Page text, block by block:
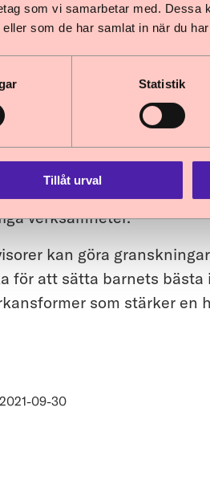
som vi samarbetar med. Dessa
som de har samlat in när du
Statistik
Tillåt urval
av
om hur revisionen kan
verksamheter.
kan göra
för att sätta barnets bästa
som stärker en
09-30